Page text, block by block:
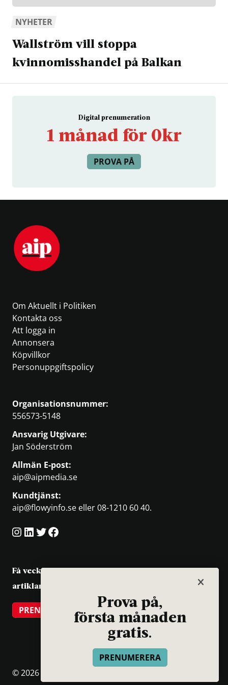
Prova på,
första månaden
gratis.
PRENUMERERA
NYHETER
Wallström vill stoppa
kvinnomisshandel på Balkan
Digital prenumeration
1 månad för 0kr
PROVA PÅ
Om Aktuellt i Politiken
Kontakta oss
Att logga in
Annonsera
Köpvillkor
Personuppgiftspolicy
Organisationsnummer:
556573-5148
Ansvarig Utgivare:
Jan Söderström
Allmän E-post:
aip@aipmedia.se
Kundtjänst:
aip@flowyinfo.se eller 08-1210 60 40.
Instagram
LinkedIn
Twitter
Facebook
Få veckans bästa
artiklar på mejlen
PRENUMERERA
© 2026 Aktuellt i Politiken.